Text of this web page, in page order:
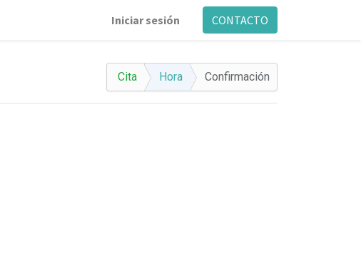
Iniciar sesión CONTACTO
Cita Hora Confirmación